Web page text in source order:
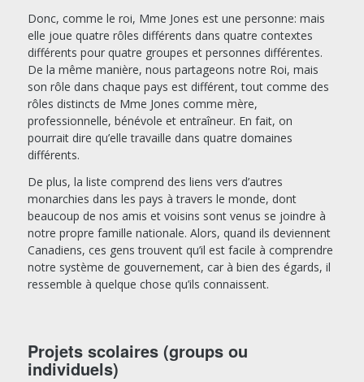
Donc, comme le roi, Mme Jones est une personne: mais
elle joue quatre rôles différents dans quatre contextes
différents pour quatre groupes et personnes différentes.
De la même manière, nous partageons notre Roi, mais
son rôle dans chaque pays est différent, tout comme des
rôles distincts de Mme Jones comme mère,
professionnelle, bénévole et entraîneur. En fait, on
pourrait dire qu’elle travaille dans quatre domaines
différents.
De plus, la liste comprend des liens vers d’autres
monarchies dans les pays à travers le monde, dont
beaucoup de nos amis et voisins sont venus se joindre à
notre propre famille nationale. Alors, quand ils deviennent
Canadiens, ces gens trouvent qu’il est facile à comprendre
notre système de gouvernement, car à bien des égards, il
ressemble à quelque chose qu’ils connaissent.
Projets scolaires (groups ou
individuels)